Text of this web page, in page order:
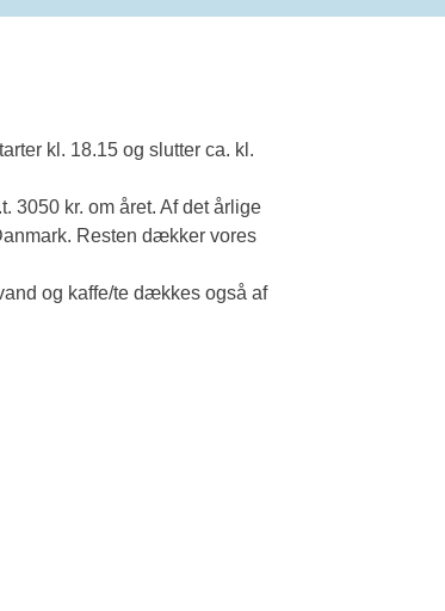
kl. 18.15 og slutter ca. kl.
3050 kr. om året. Af det årlige
Resten dækker vores
og kaffe/te dækkes også af